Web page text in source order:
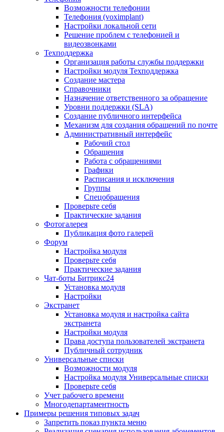
Возможности телефонии
Телефония (voximplant)
Настройки локальной сети
Решение проблем с телефонией и
видеозвонками
Техподдержка
Организация работы службы поддержки
Настройки модуля Техподдержка
Создание мастера
Справочники
Назначение ответственного за обращение
Уровни поддержки (SLA)
Создание публичного интерфейса
Механизм для создания обращений по почте
Административный интерфейс
Рабочий стол
Обращения
Работа с обращениями
Графики
Расписания и исключения
Группы
Спецобращения
Проверьте себя
Практические задания
Фотогалерея
Публикация фото галерей
Форум
Настройка модуля
Проверьте себя
Практические задания
Чат-боты Битрикс24
Установка модуля
Настройки
Экстранет
Установка модуля и настройка сайта
экстранета
Настройки модуля
Права доступа пользователей экстранета
Публичный сотрудник
Универсальные списки
Возможности модуля
Настройка модуля Универсальные списки
Проверьте себя
Учет рабочего времени
Многодепартаментность
Примеры решения типовых задач
Запретить показ пункта меню